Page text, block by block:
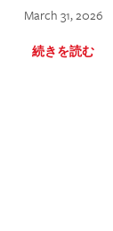
March 31, 2026
続きを読む